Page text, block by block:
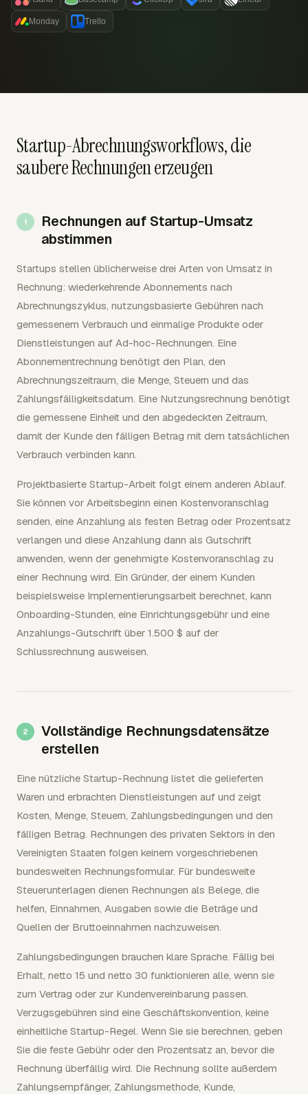
Monday Trello
Startup-Abrechnungsworkflows, die
saubere Rechnungen erzeugen
Rechnungen auf Startup-Umsatz
abstimmen
Startups stellen üblicherweise drei Arten von Umsatz in
Rechnung: wiederkehrende Abonnements nach
Abrechnungszyklus, nutzungsbasierte Gebühren nach
gemessenem Verbrauch und einmalige Produkte oder
Dienstleistungen auf Ad-hoc-Rechnungen. Eine
Abonnementrechnung benötigt den Plan, den
Abrechnungszeitraum, die Menge, Steuern und das
Zahlungsfälligkeitsdatum. Eine Nutzungsrechnung benötigt
die gemessene Einheit und den abgedeckten Zeitraum,
damit der Kunde den fälligen Betrag mit dem tatsächlichen
Verbrauch verbinden kann.
Projektbasierte Startup-Arbeit folgt einem anderen Ablauf.
Sie können vor Arbeitsbeginn einen Kostenvoranschlag
senden, eine Anzahlung als festen Betrag oder Prozentsatz
verlangen und diese Anzahlung dann als Gutschrift
anwenden, wenn der genehmigte Kostenvoranschlag zu
einer Rechnung wird. Ein Gründer, der einem Kunden
beispielsweise Implementierungsarbeit berechnet, kann
Onboarding-Stunden, eine Einrichtungsgebühr und eine
Anzahlungs-Gutschrift über 1.500 $ auf der
Schlussrechnung ausweisen.
Vollständige Rechnungsdatensätze
erstellen
Eine nützliche Startup-Rechnung listet die gelieferten
Waren und erbrachten Dienstleistungen auf und zeigt
Kosten, Menge, Steuern, Zahlungsbedingungen und den
fälligen Betrag. Rechnungen des privaten Sektors in den
Vereinigten Staaten folgen keinem vorgeschriebenen
bundesweiten Rechnungsformular. Für bundesweite
Steuerunterlagen dienen Rechnungen als Belege, die
helfen, Einnahmen, Ausgaben sowie die Beträge und
Quellen der Bruttoeinnahmen nachzuweisen.
Zahlungsbedingungen brauchen klare Sprache. Fällig bei
Erhalt, netto 15 und netto 30 funktionieren alle, wenn sie
zum Vertrag oder zur Kundenvereinbarung passen.
Verzugsgebühren sind eine Geschäftskonvention, keine
einheitliche Startup-Regel. Wenn Sie sie berechnen, geben
Sie die feste Gebühr oder den Prozentsatz an, bevor die
Rechnung überfällig wird. Die Rechnung sollte außerdem
Zahlungsempfänger, Zahlungsmethode, Kunde,